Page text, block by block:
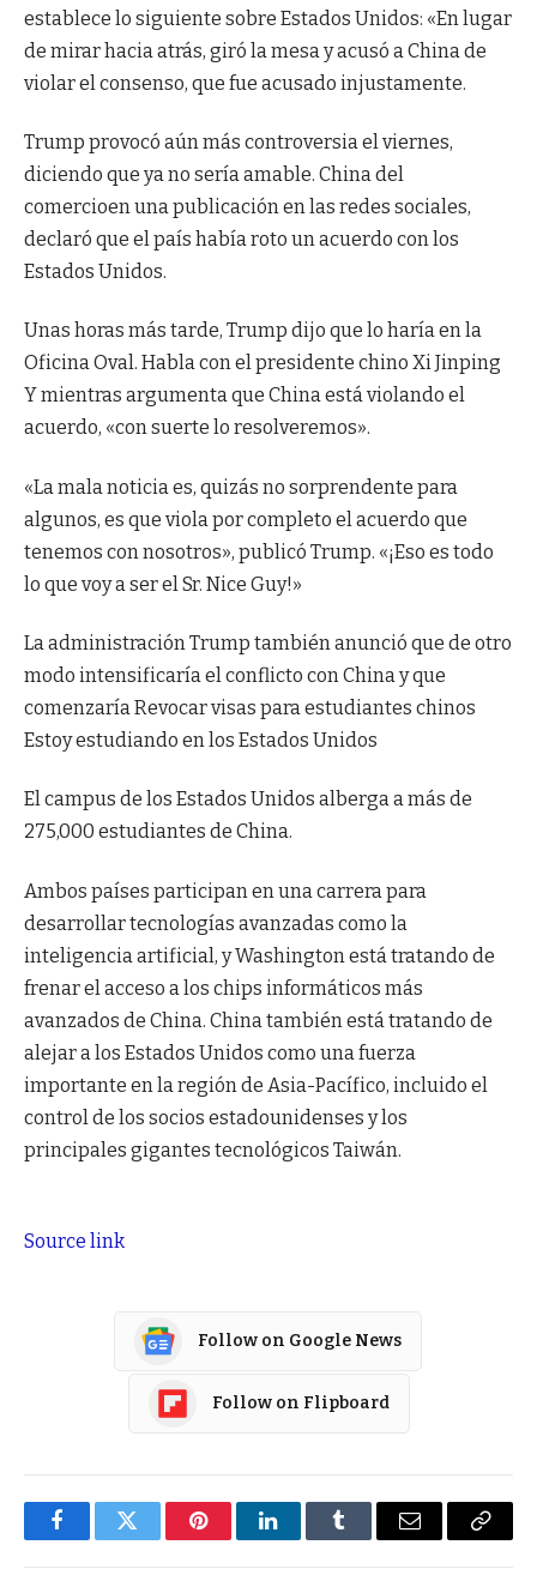
establece lo siguiente sobre Estados Unidos: «En lugar
de mirar hacia atrás, giró la mesa y acusó a China de
violar el consenso, que fue acusado injustamente.
Trump provocó aún más controversia el viernes,
diciendo que ya no sería amable. China del
comercioen una publicación en las redes sociales,
declaró que el país había roto un acuerdo con los
Estados Unidos.
Unas horas más tarde, Trump dijo que lo haría en la
Oficina Oval. Habla con el presidente chino Xi Jinping
Y mientras argumenta que China está violando el
acuerdo, «con suerte lo resolveremos».
«La mala noticia es, quizás no sorprendente para
algunos, es que viola por completo el acuerdo que
tenemos con nosotros», publicó Trump. «¡Eso es todo
lo que voy a ser el Sr. Nice Guy!»
La administración Trump también anunció que de otro
modo intensificaría el conflicto con China y que
comenzaríaRevocar visas para estudiantes chinos
Estoy estudiando en los Estados Unidos
El campus de los Estados Unidos alberga a más de
275,000 estudiantes de China.
Ambos países participan en una carrera para
desarrollar tecnologías avanzadas como la
inteligencia artificial, y Washington está tratando de
frenar el acceso a los chips informáticos más
avanzados de China. China también está tratando de
alejar a los Estados Unidos como una fuerza
importante en la región de Asia-Pacífico, incluido el
control de los socios estadounidenses y los
principales gigantes tecnológicos Taiwán.
Source link
Follow on Google News
Follow on Flipboard
FacebookTwitter PinterestLinkedInTumblr Email
Copy